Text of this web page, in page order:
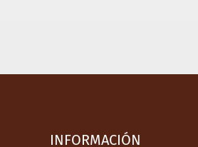
INFORMACIÓN